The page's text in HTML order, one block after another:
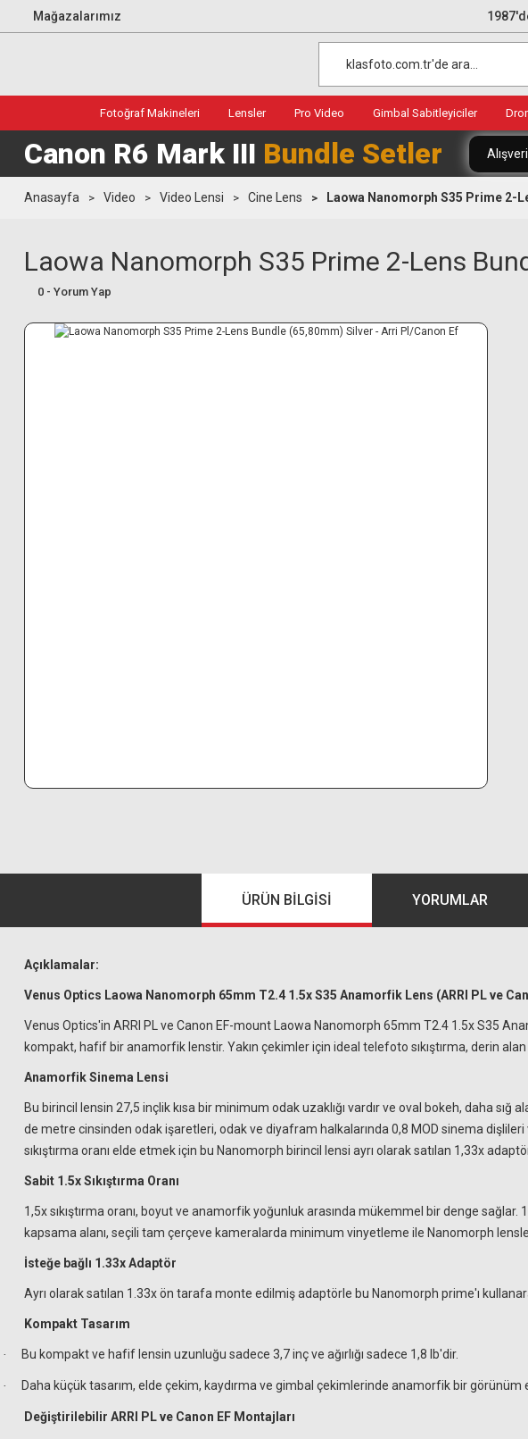
Mağazalarımız
Fotoğraf Makineleri Lensler Pro Video Gimbal Sabitleyiciler
Canon R6 Mark III Bundle Setler
Anasayfa Video Video Lensi Cine Lens Laowa Nanomorph S35 Prime 2-
Laowa Nanomorph S35 Prime 2-Lens
0 - Yorum Yap
ÜRÜN BILGISI YORUMLAR
Açıklamalar:
Venus Optics Laowa Nanomorph 65mm T2.4 1.5x S35 Anamorfik Lens (ARRI PL ve
Venus Optics'in ARRI PL ve Canon EF-mount Laowa Nanomorph 65mm T2.4 1.5x S35
kompakt, hafif bir anamorfik lenstir. Yakın çekimler için ideal telefoto sıkıştırma, derin
Anamorfik Sinema Lensi
Bu birincil lensin 27,5 inçlik kısa bir minimum odak uzaklığı vardır ve oval bokeh, daha
de metre cinsinden odak işaretleri, odak ve diyafram halkalarında 0,8 MOD sinema
sıkıştırma oranı elde etmek için bu Nanomorph birincil lensi ayrı olarak satılan 1,33x
Sabit 1.5x Sıkıştırma Oranı
1,5x sıkıştırma oranı, boyut ve anamorfik yoğunluk arasında mükemmel bir denge sağlar.
kapsama alanı, seçili tam çerçeve kameralarda minimum vinyetleme ile Nanomorph
İsteğe bağlı 1.33x Adaptör
Ayrı olarak satılan 1.33x ön tarafa monte edilmiş adaptörle bu Nanomorph prime'ı
Kompakt Tasarım
· Bu kompakt ve hafif lensin uzunluğu sadece 3,7 inç ve ağırlığı sadece 1,8 lb'dir.
· Daha küçük tasarım, elde çekim, kaydırma ve gimbal çekimlerinde anamorfik bir görünüm
Değiştirilebilir ARRI PL ve Canon EF Montajları